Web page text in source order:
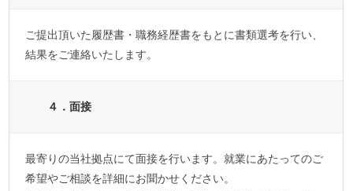
ご提出頂いた履歴書・職務経歴書をもとに書類選考を行い、
結果をご連絡いたします。
４．面接
最寄りの当社拠点にて面接を行います。就業にあたってのご
希望やご相談を詳細にお聞かせください。